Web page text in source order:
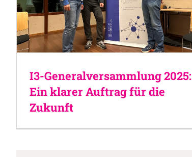
I3-Generalversammlung 2025:
Ein klarer Auftrag für die
Zukunft